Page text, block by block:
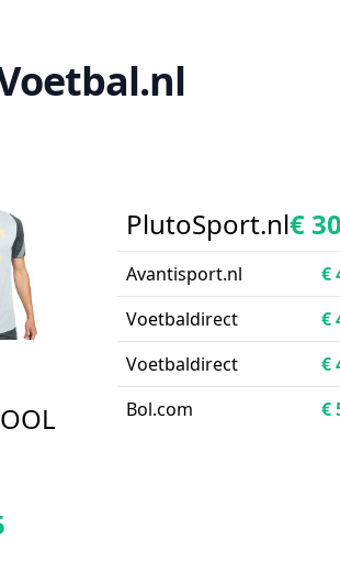
PlutoSport.nl€
Avantisport.nl
€
Voetbaldirect
€
Voetbaldirect
€
Bol.com
€